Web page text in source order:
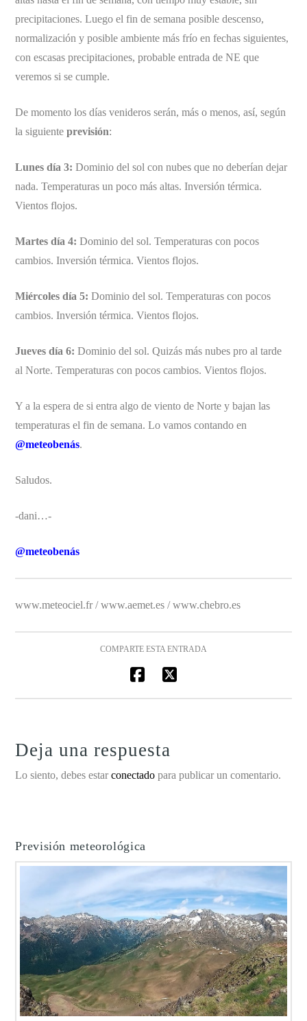
precipitaciones. Luego el fin de semana posible descenso,
normalización y posible ambiente más frío en fechas siguientes,
con escasas precipitaciones, probable entrada de NE que
veremos si se cumple.
De momento los días venideros serán, más o menos, así, según
la siguienteprevisión:
Lunes día 3: Dominio del sol con nubes que no deberían dejar
nada. Temperaturas un poco más altas. Inversión térmica.
Vientos flojos.
Martes día 4: Dominio del sol. Temperaturas con pocos
cambios. Inversión térmica. Vientos flojos.
Miércoles día 5: Dominio del sol. Temperaturas con pocos
cambios. Inversión térmica. Vientos flojos.
Jueves día 6: Dominio del sol. Quizás más nubes pro al tarde
al Norte. Temperaturas con pocos cambios. Vientos flojos.
Y a la espera de si entra algo de viento de Norte y bajan las
temperaturas el fin de semana. Lo vamos contando en
@meteobenás.
Saludos.
-dani…-
@meteobenás
www.meteociel.fr / www.aemet.es / www.chebro.es
COMPARTE ESTA ENTRADA
Deja una respuesta
Lo siento, debes estarconectado para publicar un comentario.
Previsión meteorológica